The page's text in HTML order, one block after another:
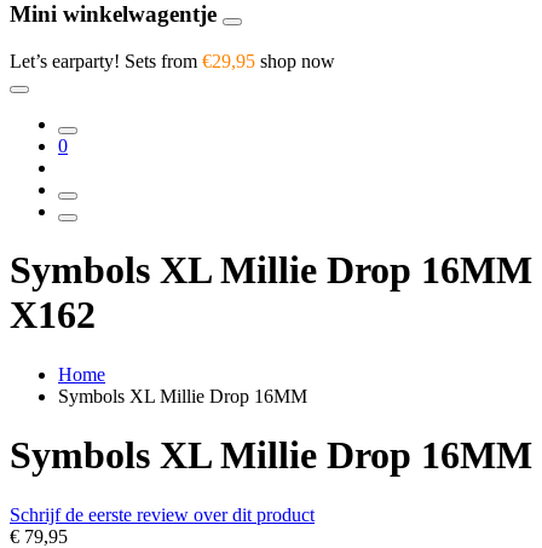
Mini winkelwagentje
Let’s earparty! Sets from €29,95 shop now
0
Symbols XL Millie Drop 16MM
X162
Home
Symbols XL Millie Drop 16MM
Symbols XL Millie Drop 16MM
Schrijf de eerste review over dit product
€ 79,95